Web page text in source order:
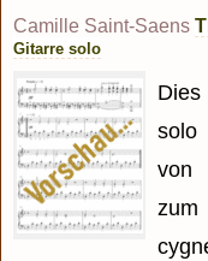
Camille Saint-Saens
Gitarre solo
Dies
solo
von
zum